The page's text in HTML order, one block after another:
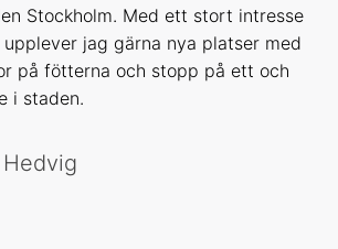
Stockholm. Med ett stort intresse
jag gärna nya platser med
på fötterna och stopp på ett och
i staden.